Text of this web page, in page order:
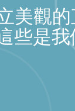
美觀
些是我